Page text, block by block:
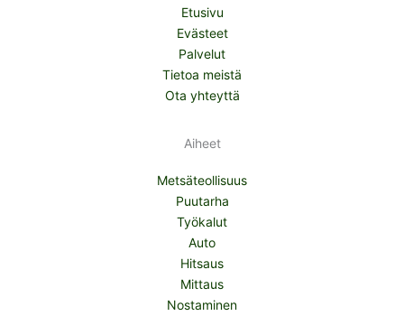
Etusivu
Evästeet
Palvelut
Tietoa meistä
Ota yhteyttä
Aiheet
Metsäteollisuus
Puutarha
Työkalut
Auto
Hitsaus
Mittaus
Nostaminen